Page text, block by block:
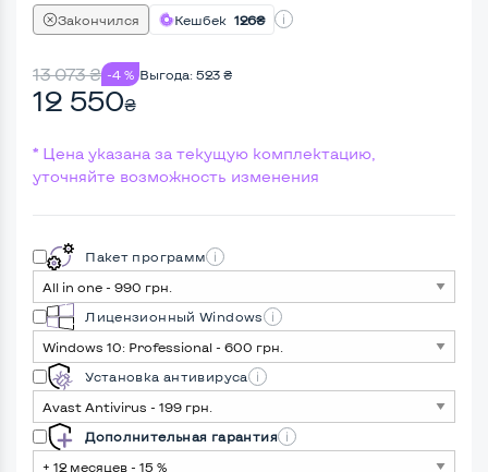
Закончился Кешбек 126₴
13 073₴ -4 % Выгода: 523 ₴
12 550₴
* Цена указана за текущую комплектацию,
уточняйте возможность изменения
Пакет программ
Лицензионный Windows
Установка антивируса
Дополнительная гарантия